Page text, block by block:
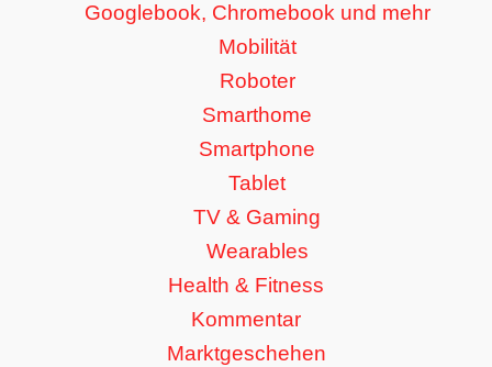
Googlebook, Chromebook und mehr
Mobilität
Roboter
Smarthome
Smartphone
Tablet
TV & Gaming
Wearables
Health & Fitness
Kommentar
Marktgeschehen